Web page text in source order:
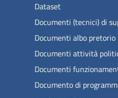
Dataset
Documenti (tecnici) di
Documenti albo pretorio
Documenti attività
Documenti
Documento di